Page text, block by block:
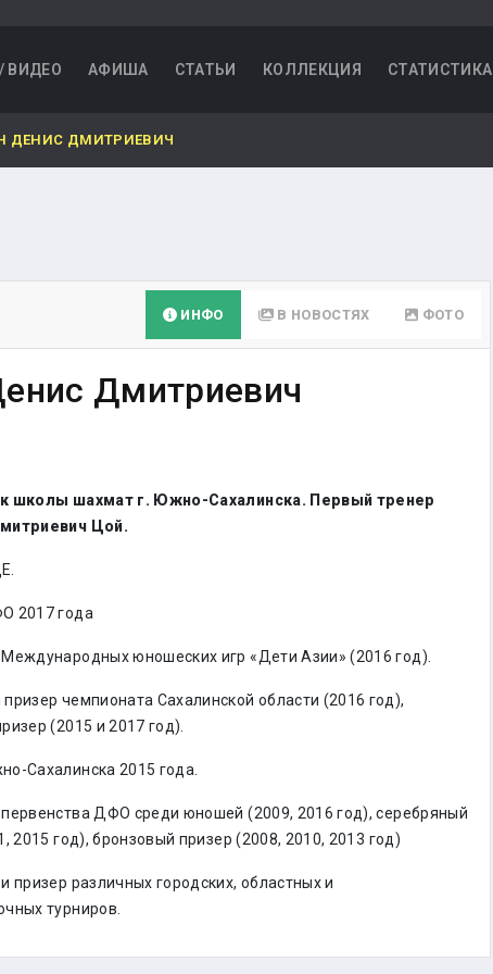
ВИДЕО АФИША СТАТЬИ КОЛЛЕКЦИЯ СТАТИСТИКА
ДЕНИС ДМИТРИЕВИЧ
ИНФО В НОВОСТЯХ ФОТО
Дмитриевич
школы шахмат г. Южно-Сахалинска. Первый тренер
Цой.
2017 года
юношеских игр «Дети Азии» (2016 год).
чемпионата Сахалинской области (2016 год),
(2015 и 2017 год).
Сахалинска 2015 года.
первенства ДФО среди юношей (2009, 2016 год), серебряный
2015 год), бронзовый призер (2008, 2010, 2013 год)
призер различных городских, областных и
турниров.